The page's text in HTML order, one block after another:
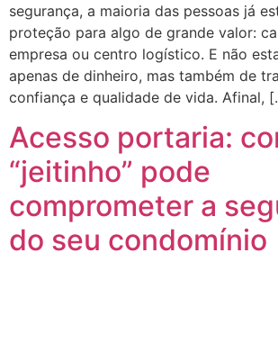
segurança, a maioria das pessoas já
proteção para algo de grande valor:
empresa ou centro logístico. E não
apenas de dinheiro, mas também de
confiança e qualidade de vida. Afinal,
Acesso portaria:
“jeitinho” pode
comprometer a
do seu condomínio